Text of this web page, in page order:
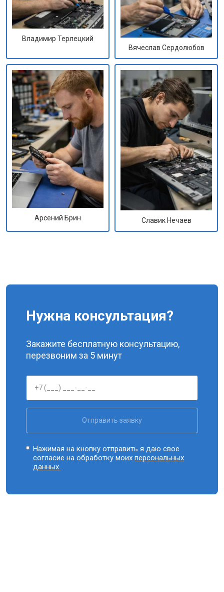
Владимир Терлецкий
Вячеслав Сердолюбов
Арсений Брин Славик Нечаев
Нужна консультация?
Закажите бесплатную консультацию,
перезвоним за 5 минут
Отправить заявку
Нажимая на кнопку отправить я даю свое
согласие на обработку моихперсональных
данных.